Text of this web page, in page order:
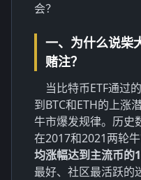
会？
一、为什么说柴
赌注？
当比特币ETF通过
到BTC和ETH的上涨
牛市爆发规律。历史
在2017和2021两轮
均涨幅达到主流币的
最好、社区最活跃的